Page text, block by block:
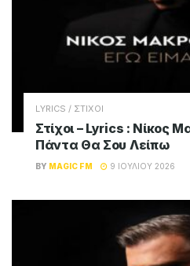
LYRICS / ΣΤΙΧΟΙ
Στίχοι – Lyrics : Νίκος
Πάντα Θα Σου Λείπω
BY MAGIC FM 9 ΙΟΥΛΊΟΥ 2026